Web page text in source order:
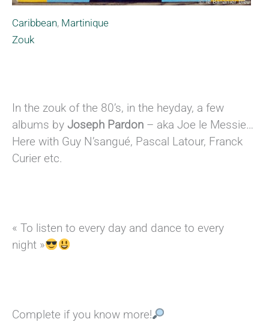
Caribbean, Martinique
Zouk
In the zouk of the 80’s, in the heyday, a few
albums by Joseph Pardon – aka Joe le Messie…
Here with Guy N’sangué, Pascal Latour, Franck
Curier etc.
« To listen to every day and dance to every
night »
Complete if you know more!